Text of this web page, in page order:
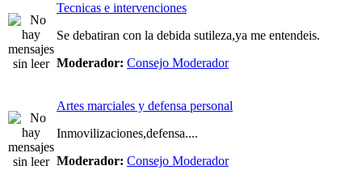
Tecnicas e intervenciones
Se debatiran con la debida sutileza,ya me entendeis.
Moderador: Consejo Moderador
Artes marciales y defensa personal
Inmovilizaciones,defensa....
Moderador: Consejo Moderador